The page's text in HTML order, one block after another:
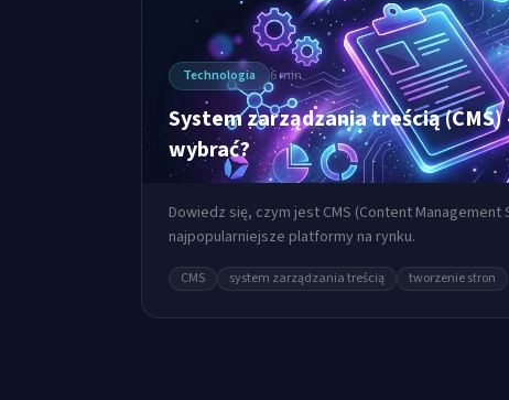
Technologia 6 min
System zarządzania treścią
wybrać?
Dowiedz się, czym jest CMS (Content Management
najpopularniejsze platformy na rynku.
CMS system zarządzania treścią tworzenie stron